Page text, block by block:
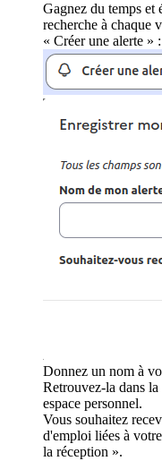
Gagnez du temps et
recherche à chaque
« Créer une alerte » :
Donnez un nom à
Retrouvez-la dans
espace personnel.
Vous souhaitez
d'emploi liées à
la réception ».